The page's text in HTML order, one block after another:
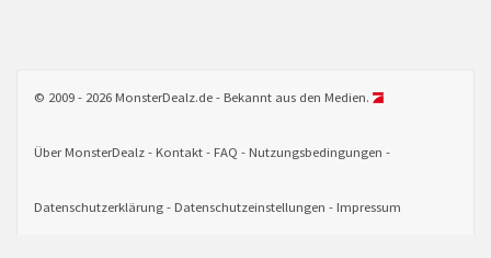
© 2009 - 2026 MonsterDealz.de - Bekannt aus den Medien.
Über MonsterDealz Kontakt FAQ Nutzungsbedingungen
Datenschutzerklärung Datenschutzeinstellungen Impressum